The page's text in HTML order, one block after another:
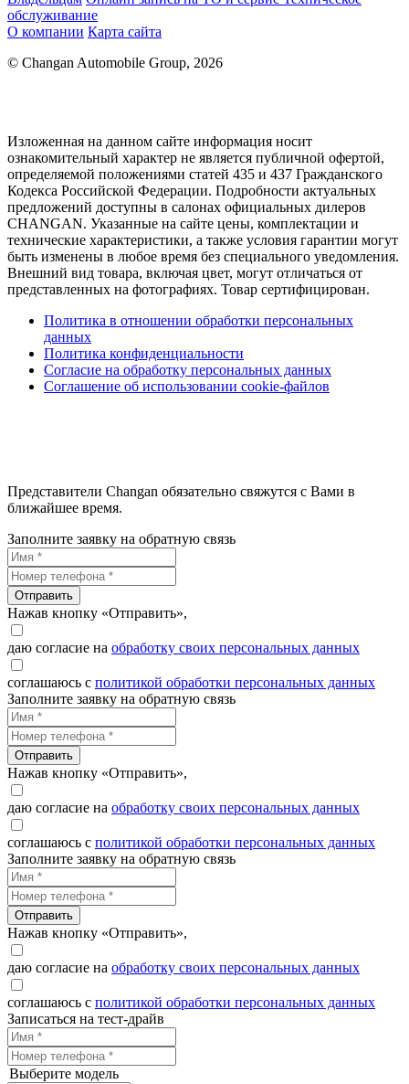
обслуживание
О компании Карта сайта
© Changan Automobile Group, 2026
Изложенная на данном сайте информация носит
ознакомительный характер не является публичной офертой,
определяемой положениями статей 435 и 437 Гражданского
Кодекса Российской Федерации. Подробности актуальных
предложений доступны в салонах официальных дилеров
CHANGAN. Указанные на сайте цены, комплектации и
технические характеристики, а также условия гарантии могут
быть изменены в любое время без специального уведомления.
Внешний вид товара, включая цвет, могут отличаться от
представленных на фотографиях. Товар сертифицирован.
Политика в отношении обработки персональных
данных
Политика конфиденциальности
Согласие на обработку персональных данных
Соглашение об использовании cookie-файлов
Представители Changan обязательно свяжутся с Вами в
ближайшее время.
Заполните заявку на обратную связь
Отправить
Нажав кнопку «Отправить»,
даю согласие на обработку своих персональных данных
соглашаюсь с политикой обработки персональных данных
Заполните заявку на обратную связь
Отправить
Нажав кнопку «Отправить»,
даю согласие на обработку своих персональных данных
соглашаюсь с политикой обработки персональных данных
Заполните заявку на обратную связь
Отправить
Нажав кнопку «Отправить»,
даю согласие на обработку своих персональных данных
соглашаюсь с политикой обработки персональных данных
Записаться на тест-драйв
Выберите модель